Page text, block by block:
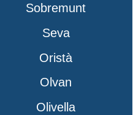
Sobremunt
Seva
Oristà
Olvan
Olivella